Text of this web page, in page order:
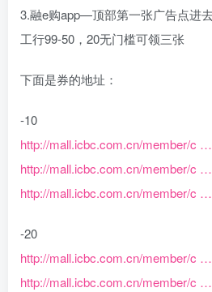
3.融e购app—顶部第一张广告点进
工行99-50，20无门槛可领三张
下面是券的地址：
-10
http://mall.icbc.com.cn/member/c
http://mall.icbc.com.cn/member/c
http://mall.icbc.com.cn/member/c
-20
http://mall.icbc.com.cn/member/c
http://mall.icbc.com.cn/member/c